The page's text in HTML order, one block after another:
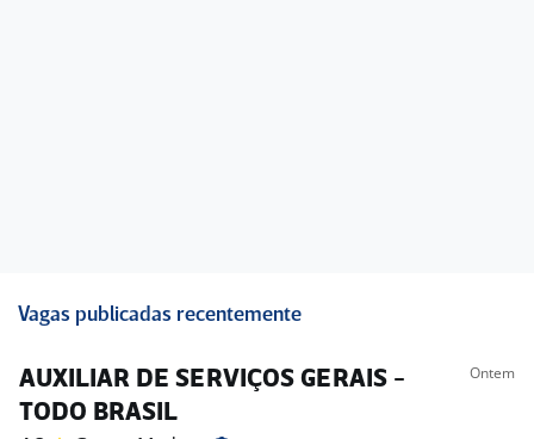
Vagas publicadas recentemente
AUXILIAR DE SERVIÇOS GERAIS -
TODO BRASIL
Ontem